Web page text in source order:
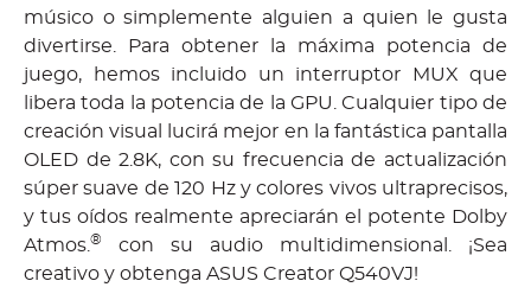
músico o simplemente alguien a quien le gusta
divertirse. Para obtener la máxima potencia de
juego, hemos incluido un interruptor MUX que
libera toda la potencia de la GPU. Cualquier tipo de
creación visual lucirá mejor en la fantástica pantalla
OLED de 2.8K, con su frecuencia de actualización
súper suave de 120 Hz y colores vivos ultraprecisos,
y tus oídos realmente apreciarán el potente Dolby
Atmos. ®
con su audio multidimensional. ¡Sea
creativo y obtenga ASUS Creator Q540VJ!